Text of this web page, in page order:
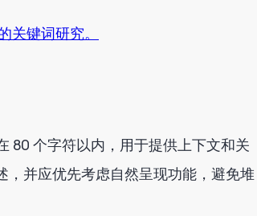
键词研究。
80 个字符以内，用于提供上下文和关
并应优先考虑自然呈现功能，避免堆